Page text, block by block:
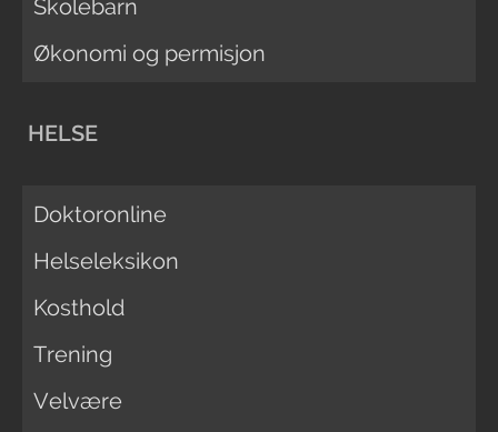
Skolebarn
Økonomi og permisjon
HELSE
Doktoronline
Helseleksikon
Kosthold
Trening
Velvære